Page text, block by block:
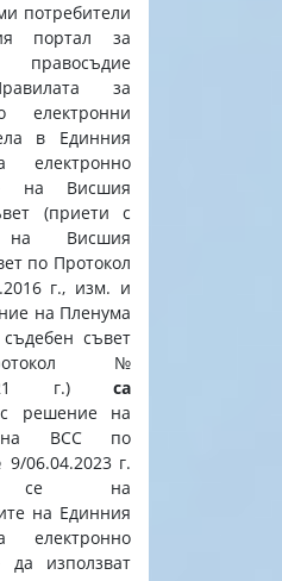
потребители
портал за
правосъдие
за
електронни
в Единния
електронно
на Висшия
(приети с
на Висшия
по Протокол
г., изм. и
на Пленума
съвет
№
г.) са
решение на
на ВСС по
06.04.2023 г.
се на
на Единния
електронно
да използват